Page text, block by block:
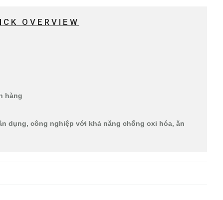
OVERVIEW
hàng
dụng, công nghiệp với khả năng chống oxi hóa, ăn